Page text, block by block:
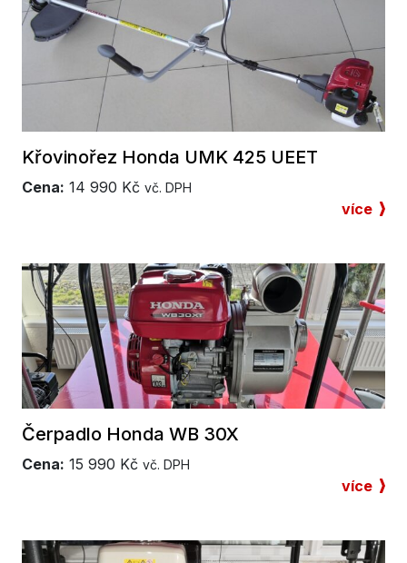
Křovinořez Honda UMK 425 UEET
Cena: 14 990 Kč vč. DPH
více
Čerpadlo Honda WB 30X
Cena: 15 990 Kč vč. DPH
více